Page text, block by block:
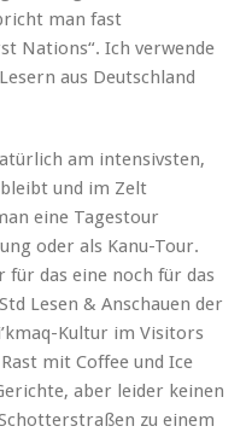
man fast
Nations“. Ich verwende
aus Deutschland
am intensivsten,
und im Zelt
eine Tagestour
oder als Kanu-Tour.
für das eine noch für das
Lesen & Anschauen der
Kultur im Visitors
mit Coffee und Ice
aber leider keinen
zu einem